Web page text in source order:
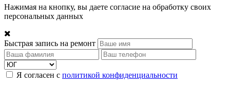
Нажимая на кнопку, вы даете согласие на обработку своих
персональных данных
Быстрая запись на ремонт
Я согласен с политикой конфиденциальности